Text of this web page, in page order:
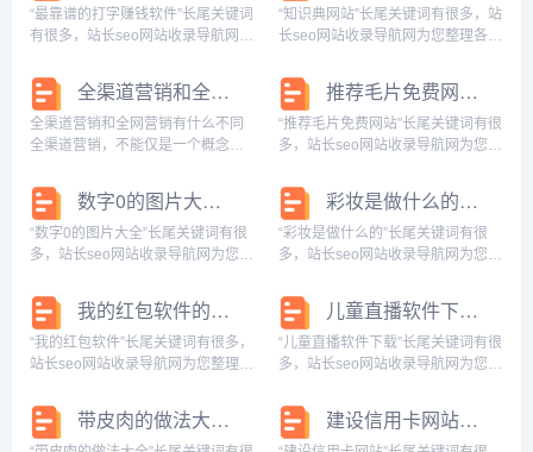
修网站大全免费，好点的装修网站
大全推荐，...
业内占据领先地位，获得...
“最靠谱的打字赚钱软件”长尾关键词
有很多，站长seo网站收录导航网为
键词： 百度的相关长尾关键词：打
字赚钱软件平台，可靠的打字赚钱
软件，比较好的打字赚钱软件，打
字赚钱ap...
“知识典网站”长尾关键词有很多，站
长seo网站收录导航网为您整理各个
的相关长尾关键词：知识典官网，
知识典app下载，知识典典是什么意
思，知识典兑换码怎么获得，知识
典籍，...
全渠道营销和全网营销有什么不同
全渠道营销和全网营销有什么不同
全渠道营销，不能仅是一个概念，
如何进行全渠道营销呢？首先，全
渠道营销要求企业具备全渠道的决
策视野。不能以偏概全顾此失彼，
而应在决策的过程中，...
推荐毛片免费网站的长尾关键词是什么
“推荐毛片免费网站”长尾关键词有很
多，站长seo网站收录导航网为您整
词： 百度的相关长尾关键词：推荐
毛片免费网站视频，推荐毛片免费
网站大全，推荐毛片免费网站你懂
得搜狗的相关...
数字0的图片大全的长尾关键词是什么
“数字0的图片大全”长尾关键词有很
多，站长seo网站收录导航网为您整
词： 百度的相关长尾关键词：数字
0的图片大全图片,数字0的图片大全
可爱,数字0图片大全大图,数字0图片
可...
彩妆是做什么的的长尾关键词有哪些
“彩妆是做什么的”长尾关键词有很
多，站长seo网站收录导航网为您整
词： 百度的相关长尾关键词：彩妆
是做什么的工作，彩妆是做什么的
啊，彩妆是干啥的，彩妆是什么工
作，彩妆是?，...
我的红包软件的长尾关键词有什么
“我的红包软件”长尾关键词有很多，
站长seo网站收录导航网为您整理各
度的相关长尾关键词：我的红包软
件为什么在系统维护中找不到，我
儿童直播软件下载的长尾关键词有哪些
“儿童直播软件下载”长尾关键词有很
多，站长seo网站收录导航网为您整
词： 百度的相关长尾关键词：儿童
直播软件下载免费，儿童直播软件
带皮肉的做法大全的长尾关键词有什么 建设信用卡网站的长尾关键词有哪些